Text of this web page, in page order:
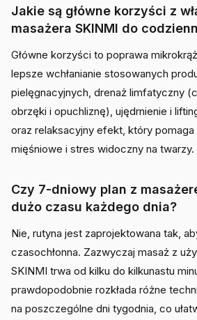
Jakie są główne korzyści z
masażera SKINMI do
Główne korzyści to poprawa
lepsze wchłanianie stosowanych
pielęgnacyjnych, drenaż limfatyczny
obrzęki i opuchliznę), ujędrnienie i
oraz relaksacyjny efekt, który
mięśniowe i stres widoczny na twarzy.
Czy 7-dniowy plan z
dużo czasu każdego dnia?
Nie, rutyna jest zaprojektowana tak,
czasochłonna. Zazwyczaj masaż z
SKINMI trwa od kilku do kilkunastu
prawdopodobnie rozkłada różne
na poszczególne dni tygodnia, co